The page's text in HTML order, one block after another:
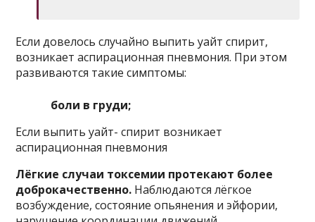
Если довелось случайно выпить уайт спирит,
возникает аспирационная пневмония. При этом
развиваются такие симптомы:
боли в груди;
Если выпить уайт- спирит возникает
аспирационная пневмония
Лёгкие случаи токсемии протекают более
доброкачественно. Наблюдаются лёгкое
возбуждение, состояние опьянения и эйфории,